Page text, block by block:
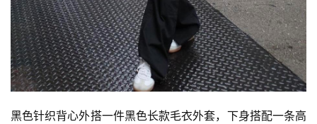
黑色针织背心外搭一件黑色长款毛衣外套，下身搭配一条高